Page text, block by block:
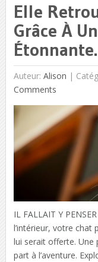
Elle
Grâce À
Auteur: Alison |
Comments
IL FALLAIT Y
l’intérieur, votre chat
lui serait offerte.
part à l’aventure.